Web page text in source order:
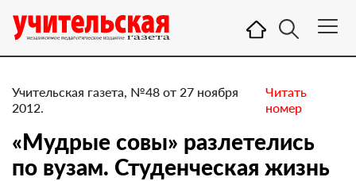
Учительская газета, №48 от 27 ноября
2012.
Читать
номер
«Мудрые совы» разлетелись
по вузам. Студенческая жизнь